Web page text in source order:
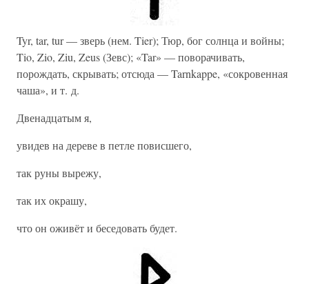
Tyr, tar, tur — зверь (нем. Tier); Тюр, бог солнца и войны;
Tio, Zio, Ziu, Zeus (Зевс); «Tar» — поворачивать,
порождать, скрывать; отсюда — Tarnkappe, «сокровенная
чаша», и т. д.
Двенадцатым я,
увидев на дереве в петле повисшего,
так руны вырежу,
так их окрашу,
что он оживёт и беседовать будет.